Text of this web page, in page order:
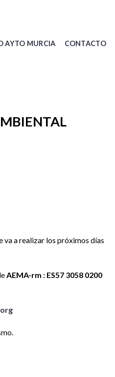
AYTO MURCIA CONTACTO
a realizar los próximos días
AEMA-rm : ES57 3058 0200